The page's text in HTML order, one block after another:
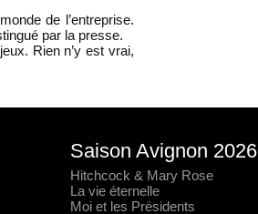
de l’entreprise.
par la presse.
Rien n’y est vrai,
Saison Avignon 2026
Hitchcock & Mary Rose
La vie éternelle
Moi et les Présidents